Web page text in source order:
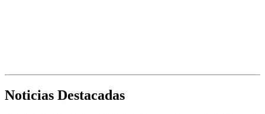
Noticias Destacadas